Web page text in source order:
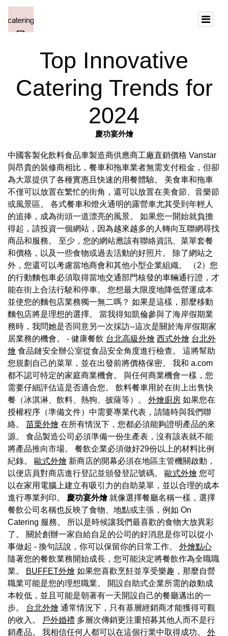
Top Innovative
Catering Trends for
2024
慶功宴外燴
中國客製化飲料食品車製造商供應商工廠直銷價格 Vanstar
與昂貴的裝修商相比，餐車和拖車業者無需支付租金，但卻
為大眾提供了各種實惠且快速的用餐體驗。 美食車和拖車
不僅可以放置在繁忙的街角，還可以放置在美食節、音樂節
或風景區。 各式餐車和燈火通明的露營車尤其受到年輕人
的追捧，成為街頭一道漂亮的風景。 如果您一開始就負擔
得起，請投資一個網站，因為越來越多的人轉向互聯網尋找
商品和服務。 至少，您的網站應該有聯絡資訊、菜單套餐
和價格，以及一些食物或過去活動的好照片。 除了網站之
外，您還可以考慮當地商會和其他小型企業組織。 （2）您
的行動麵包車必須取得當地交通部門核發的車輛通行證，才
能在街上合法行駛和停車。 您想最大限度地降低營運成本
並使您的麵包店業務獨一無二嗎？ 如果是這樣，那麼移動
麵包店將是理想的選擇。 當我得知凱倫參與了海岸假期業
務時，我問她是否同意另一次採訪--這次是關於海岸假期家
居業務的機會。 - 健康餐飲 台北高級外燴 西式外燴 台北外
燴 食品鏈安全辦公室從食品安全角度進行檢查。 這將幫助
您規劃自己的菜單，並在出發前將價格保密。 我和 a.com
都不認可特定的家庭商業機會。 與任何商業機會一樣，您
需要仔細評估這是否適合您。 飲料餐車用於在街上出售快
餐（冰淇淋、飲料、熱狗、披薩等）。 外燴廚房 如果您在
授權程序（準備文件）中需要專業代表，請隨時與我們聯
絡。 苗栗外燴 在所有情況下，您都必須能夠證明產品的來
源。 食品製造公司必須準備一份生產表，沒有該表就不能
將產品推向市場。 餐飲企業必須做好29份以上的材料比例
紀錄。
歐式外燴 新商店的開幕必須在地區主管機關啟動，
以便店員對商店進行登記並頒發登記號碼。
歐式外燴 您可
以在家用電腦上建立有吸引力的自助菜單，並以合理的成本
進行專業列印。
慶功宴外燴就像選擇餐廳名稱一樣，選擇
餐飲公司名稱也反映了食物、地點或主張，例如 On
Catering 服務。 所以是時候讓我們最喜歡的食物大放異彩
了。 關於創辦一家自給自足的公司的好消息是你可以從小
事做起 - 換句話說，你可以保留你的日常工作。 外燴點心
隨著您的餐飲業務開始成長，您可能決定將餐飲作為全職職
業。
BUFFET外燴 如果您喜歡烹飪並享受樂趣，那麼自營
職業可能是您的理想職業。 開設自助式企業所需的啟動成
本較低，並且可能是朝著有一天開設自己的餐廳邁出的一
步。 台北外燴 通常情況下，只有基層經銷商才能獲得可觀
的收入。
戶外婚禮 多層次傳銷更注重招募其他人而不是行
銷產品。 我相信任何人都可以在這個行業中取得成功。 外